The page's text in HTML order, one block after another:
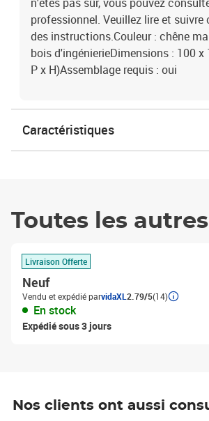
professionnel. Veuillez lire et suivre
des instructions.Couleur : chêne
bois d'ingénierieDimensions : 100 x
P x H)Assemblage requis : oui
Caractéristiques
Toutes les
Livraison Offerte
Neuf
Vendu et expédié parvidaXL 2.79/5(14)
En stock
Expédié sous 3 jours
Nos clients ont aussi